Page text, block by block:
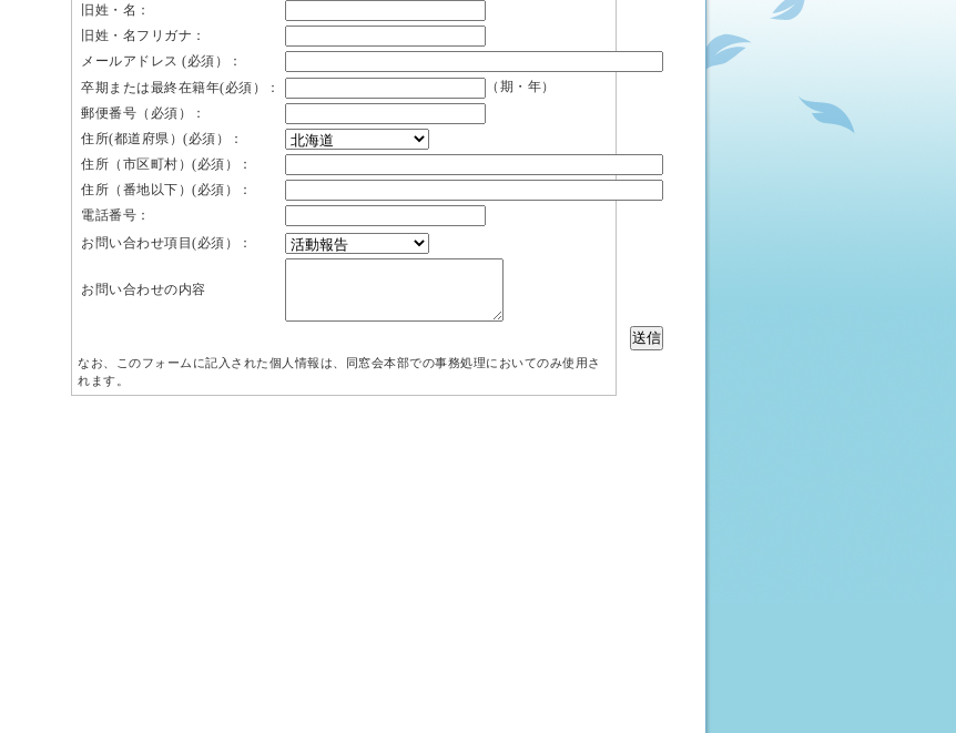
旧姓・名：
旧姓・名フリガナ：
メールアドレス (必須）：
卒期または最終在籍年(必須）：
（期・年）
郵便番号（必須）：
住所(都道府県）(必須）：
住所（市区町村）(必須）：
住所（番地以下）(必須）：
電話番号：
お問い合わせ項目(必須）：
お問い合わせの内容
なお、このフォームに記入された個人情報は、同窓会本部での事務処理においてのみ使用さ
れます。